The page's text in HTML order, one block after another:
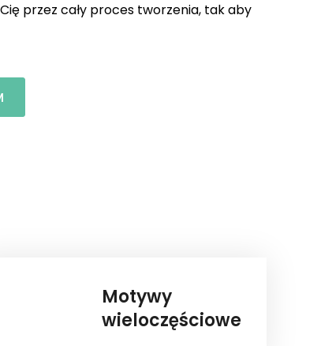
przez cały proces tworzenia, tak aby
Motywy
wieloczęściowe